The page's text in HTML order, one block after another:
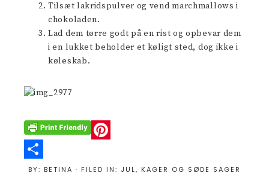
Tilsæt lakridspulver og vend marchmallows i
chokoladen.
Lad dem tørre godt på en rist og opbevar dem
i en lukket beholder et køligt sted, dog ikke i
køleskab.
P
SBY: BETINA · FILED IN: JUL, KAGER OG SØDE SAGER